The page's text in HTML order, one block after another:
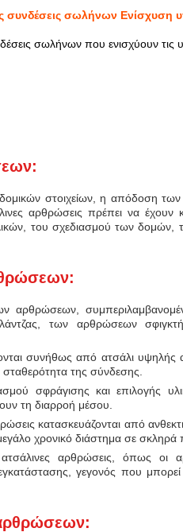
συνδέσεις σωλήνων Ενίσχυση
σωλήνων που ενισχύουν τις
στοιχείων, η απόδοση
αρθρώσεις πρέπει να έχουν
του σχεδιασμού των δομών,
αρθρώσεων,
των αρθρώσεων
συνήθως από ατσάλι υψηλής
της σύνδεσης.
σφράγισης και επιλογής
τη διαρροή μέσου.
κατασκευάζονται από
χρονικό διάστημα σε σκληρά
αρθρώσεις, όπως οι
γεγονός που